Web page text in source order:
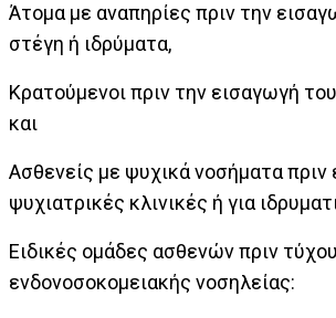
Άτομα με αναπηρίες πριν την
στέγη ή ιδρύματα,
Κρατούμενοι πριν την εισαγωγή
και
Ασθενείς με ψυχικά νοσήματα πριν
ψυχιατρικές κλινικές ή για
Ειδικές ομάδες ασθενών πριν
ενδονοσοκομειακής νοσηλείας: